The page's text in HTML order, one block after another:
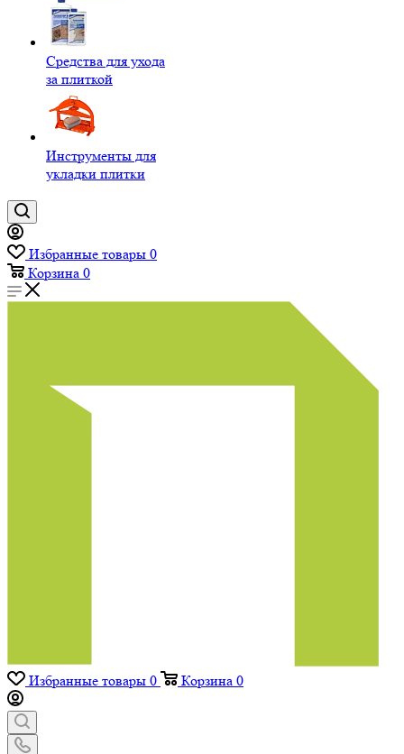
Средства для ухода
за плиткой
Инструменты для
укладки плитки
Избранные товары 0
Корзина 0
Избранные товары 0 Корзина 0